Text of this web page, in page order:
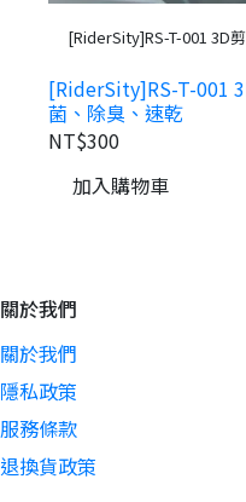
[RiderSity]RS-T-001 3D
[RiderSity]RS-T-001
菌、除臭、速乾
NT$300
加入購物車
關於我們
關於我們
隱私政策
服務條款
退換貨政策